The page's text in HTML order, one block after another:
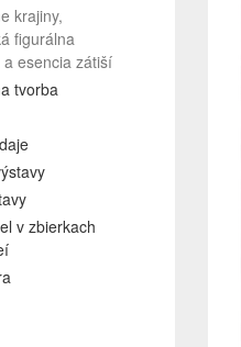
krajiny,
figurálna
esencia zátiší
tvorba
v zbierkach